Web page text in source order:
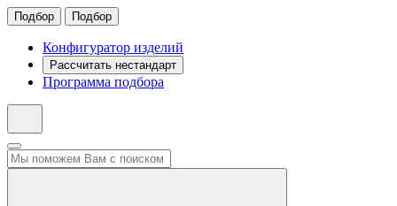
Подбор Подбор
Конфигуратор изделий
Рассчитать нестандарт
Программа подбора